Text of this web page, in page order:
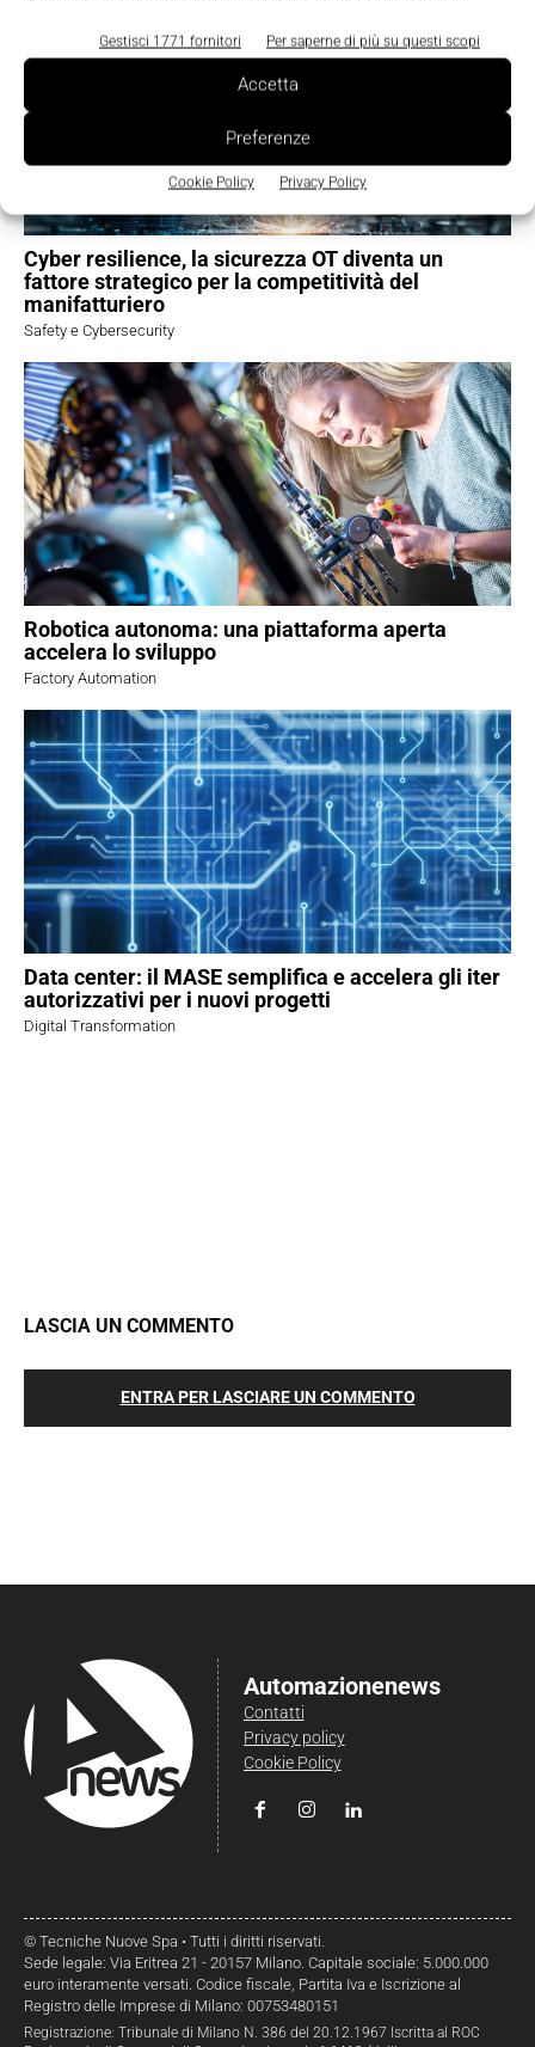
Gestisci 1771 fornitori Per saperne di più su questi scopi
Accetta
Preferenze
Cookie Policy Privacy Policy
Cyber resilience, la sicurezza OT diventa un
fattore strategico per la competitività del
manifatturiero
Safety e Cybersecurity
Robotica autonoma: una piattaforma aperta
accelera lo sviluppo
Factory Automation
Data center: il MASE semplifica e accelera gli iter
autorizzativi per i nuovi progetti
Digital Transformation
LASCIA UN COMMENTO
ENTRA PER LASCIARE UN COMMENTO
Automazionenews
Contatti
Privacy policy
Cookie Policy
© Tecniche Nuove Spa • Tutti i diritti riservati.
Sede legale: Via Eritrea 21 - 20157 Milano. Capitale sociale: 5.000.000
euro interamente versati. Codice fiscale, Partita Iva e Iscrizione al
Registro delle Imprese di Milano: 00753480151
Registrazione: Tribunale di Milano N. 386 del 20.12.1967 Iscritta al ROC